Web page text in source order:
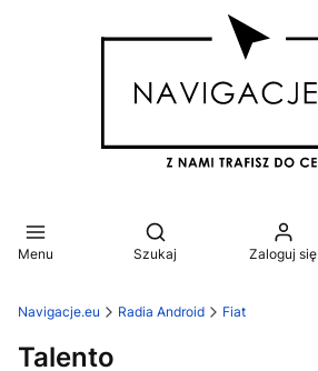
Menu
Otwórz wyszukiwarkę
Szukaj Zaloguj się
Navigacje.eu Radia Android Fiat
Talento